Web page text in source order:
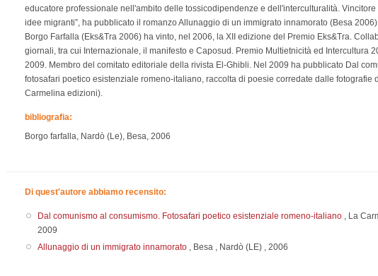
educatore professionale nell'ambito delle tossicodipendenze e dell'interculturalità. Vincitore
idee migranti”, ha pubblicato il romanzo Allunaggio di un immigrato innamorato (Besa
Borgo Farfalla (Eks&Tra 2006) ha vinto, nel 2006, la XII edizione del Premio Eks&Tra.
giornali, tra cui Internazionale, il manifesto e Caposud. Premio Multietnicità ed Intercultura
2009. Membro del comitato editoriale della rivista El-Ghibli. Nel 2009 ha pubblicato Dal
fotosafari poetico esistenziale romeno-italiano, raccolta di poesie corredate dalle fotografie
Carmelina edizioni).
bibliografia:
Borgo farfalla, Nardò (Le), Besa, 2006
Di quest'autore abbiamo recensito:
Dal comunismo al consumismo. Fotosafari poetico esistenziale romeno-italiano , La
2009
Allunaggio di un immigrato innamorato , Besa , Nardò (LE) , 2006